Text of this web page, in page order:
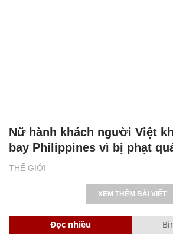
THẾ GIỚI
Nữ hành khách người Việt
bay Philippines vì bị phạt
XEM THÊM BÀI VIẾT
Đọc nhiều